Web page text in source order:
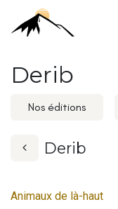
Se rendre au contenu
Derib
Nos éditions
Derib
Animaux de là-haut